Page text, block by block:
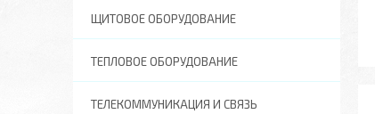
ЩИТОВОЕ ОБОРУДОВАНИЕ
ТЕПЛОВОЕ ОБОРУДОВАНИЕ
ТЕЛЕКОММУНИКАЦИЯ И СВЯЗЬ